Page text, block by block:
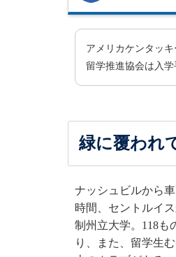
アメリカケンタッ
留学推進協会は入
緑に覆われ
ナッシュビルから
時間、セントルイ
制州立大学。118も
り、また、留学生